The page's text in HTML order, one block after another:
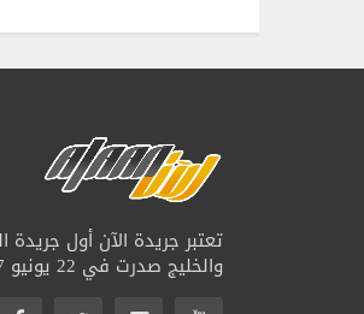
تعتبر جريدة الآن أول جريدة
والخليج صدرت في 22 يونيو 2007.